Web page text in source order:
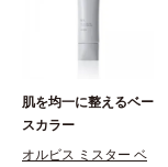
肌を均一に整えるベー
スカラー
オルビス ミスター ベ